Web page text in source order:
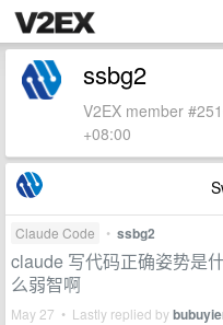
ssbg2
V2EX member
+08:00
Claude Code • ssbg2
claude 写代码正确姿势是
么弱智啊
May 27 • Lastly replied by